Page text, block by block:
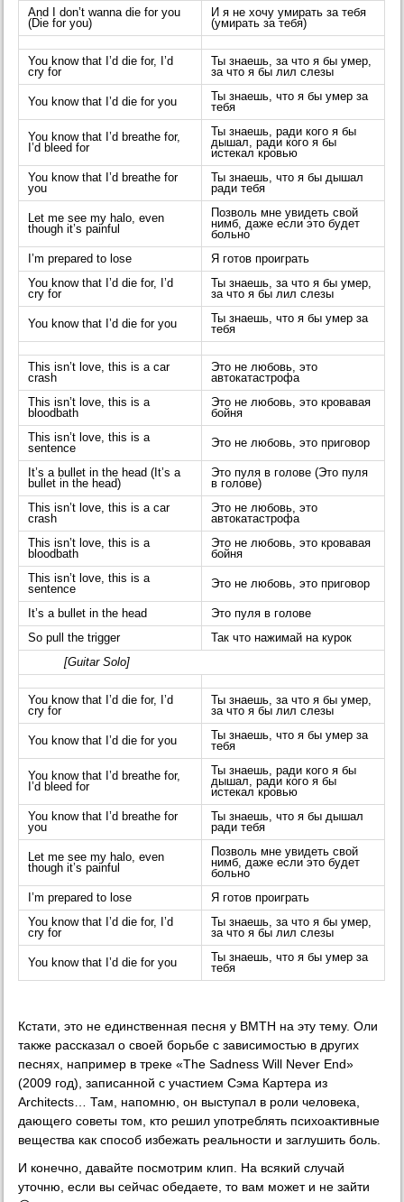
And I don’t wanna die for you
(Die for you)
И я не хочу умирать за тебя
(умирать за тебя)
You know that I’d die for, I’d
cry for
Ты знаешь, за что я бы умер,
за что я бы лил слезы
You know that I’d die for you
Ты знаешь, что я бы умер за
тебя
You know that I’d breathe for,
I’d bleed for
Ты знаешь, ради кого я бы
дышал, ради кого я бы
истекал кровью
You know that I’d breathe for
you
Ты знаешь, что я бы дышал
ради тебя
Let me see my halo, even
though it’s painful
Позволь мне увидеть свой
нимб, даже если это будет
больно
I’m prepared to lose
Я готов проиграть
You know that I’d die for, I’d
cry for
Ты знаешь, за что я бы умер,
за что я бы лил слезы
You know that I’d die for you
Ты знаешь, что я бы умер за
тебя
This isn’t love, this is a car
crash
Это не любовь, это
автокатастрофа
This isn’t love, this is a
bloodbath
Это не любовь, это кровавая
бойня
This isn’t love, this is a
sentence
Это не любовь, это приговор
It’s a bullet in the head (It’s a
bullet in the head)
Это пуля в голове (Это пуля
в голове)
This isn’t love, this is a car
crash
Это не любовь, это
автокатастрофа
This isn’t love, this is a
bloodbath
Это не любовь, это кровавая
бойня
This isn’t love, this is a
sentence
Это не любовь, это приговор
It’s a bullet in the head
Это пуля в голове
So pull the trigger
Так что нажимай на курок
[Guitar Solo]
You know that I’d die for, I’d
cry for
Ты знаешь, за что я бы умер,
за что я бы лил слезы
You know that I’d die for you
Ты знаешь, что я бы умер за
тебя
You know that I’d breathe for,
I’d bleed for
Ты знаешь, ради кого я бы
дышал, ради кого я бы
истекал кровью
You know that I’d breathe for
you
Ты знаешь, что я бы дышал
ради тебя
Let me see my halo, even
though it’s painful
Позволь мне увидеть свой
нимб, даже если это будет
больно
I’m prepared to lose
Я готов проиграть
You know that I’d die for, I’d
cry for
Ты знаешь, за что я бы умер,
за что я бы лил слезы
You know that I’d die for you
Ты знаешь, что я бы умер за
тебя
Кстати, это не единственная песня у BMTH на эту тему. Оли
также рассказал о своей борьбе с зависимостью в других
песнях, например в треке «The Sadness Will Never End»
(2009 год), записанной с участием Сэма Картера из
Architects… Там, напомню, он выступал в роли человека,
дающего советы том, кто решил употреблять психоактивные
вещества как способ избежать реальности и заглушить боль.
И конечно, давайте посмотрим клип. На всякий случай
уточню, если вы сейчас обедаете, то вам может и не зайти